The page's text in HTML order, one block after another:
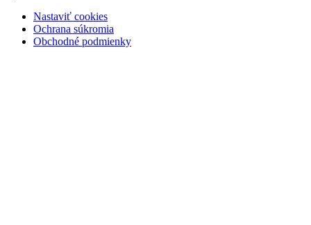
Nastaviť cookies
Ochrana súkromia
Obchodné podmienky